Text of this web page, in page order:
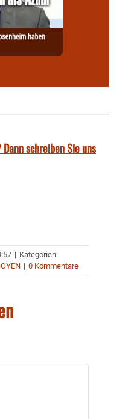
schreiben Sie uns
| Kategorien:
| 0 Kommentare